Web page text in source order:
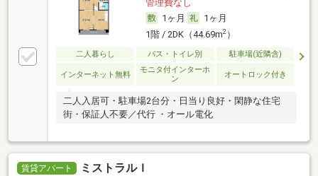
管理費なし
1ヶ月
1ヶ月
1階 / 2DK（44.69m2）
二人暮らし バス・トイレ別 駐車場(近隣含)
インターネット無料
モニタ付インターホ
ン
オートロック付き
二人入居可・駐車場2台分・日当り良好・閑静な住宅
街・保証人不要／代行 ・オール電化
賃貸アパート ミストラルＩ